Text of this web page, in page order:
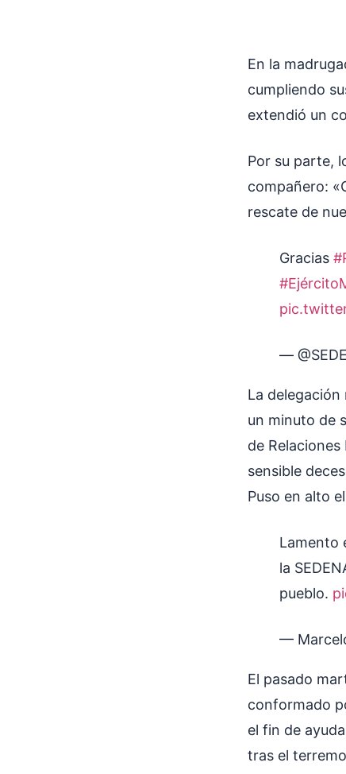
En la
cumpliendo
extendió un
Por su parte,
compañero:
rescate de
Gracias
—
La
un minuto de
de
sensible
Puso en alto
Lamento
la
pueblo.
—
El pasado
conformado
el fin de
tras el